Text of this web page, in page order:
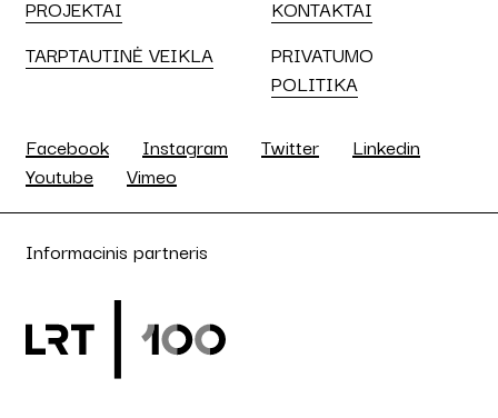
PROJEKTAI
TARPTAUTINĖ VEIKLA
KONTAKTAI
PRIVATUMO
POLITIKA
Facebook Instagram Twitter
Linkedin
Youtube
Vimeo
Informacinis partneris